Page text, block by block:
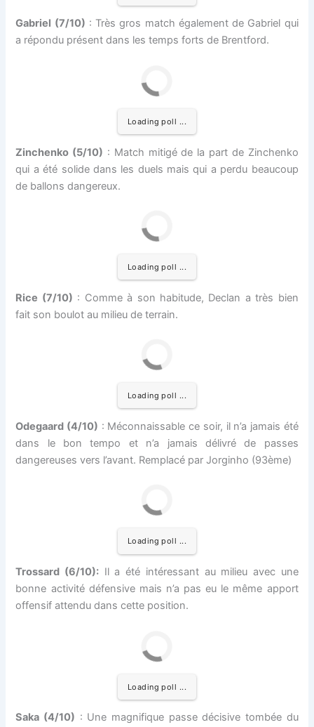
Gabriel (7/10) : Très gros match également de Gabriel qui
a répondu présent dans les temps forts de Brentford.
Loading poll ...
Zinchenko (5/10) : Match mitigé de la part de Zinchenko
qui a été solide dans les duels mais qui a perdu beaucoup
de ballons dangereux.
Loading poll ...
Rice (7/10) : Comme à son habitude, Declan a très bien
fait son boulot au milieu de terrain.
Loading poll ...
Odegaard (4/10) : Méconnaissable ce soir, il n’a jamais été
dans le bon tempo et n’a jamais délivré de passes
dangereuses vers l’avant. Remplacé par Jorginho (93ème)
Loading poll ...
Trossard (6/10): Il a été intéressant au milieu avec une
bonne activité défensive mais n’a pas eu le même apport
offensif attendu dans cette position.
Loading poll ...
Saka (4/10) : Une magnifique passe décisive tombée du